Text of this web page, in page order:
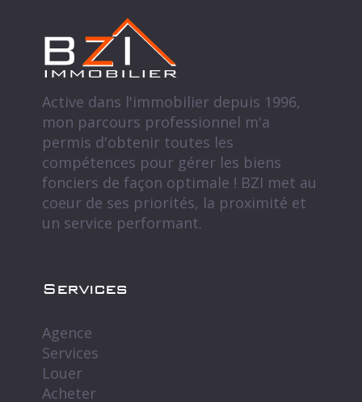
Active dans l'immobilier depuis 1996,
mon parcours professionnel m'a
permis d'obtenir toutes les
compétences pour gérer les biens
fonciers de façon optimale ! BZI met au
coeur de ses priorités, la proximité et
un service performant.
Services
Agence
Services
Louer
Acheter